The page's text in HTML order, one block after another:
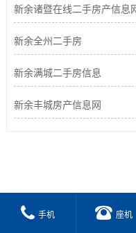
新余诸暨在线二手房产信息
新余全州二手房
新余满城二手房信息
新余丰城房产信息网
手机 座机